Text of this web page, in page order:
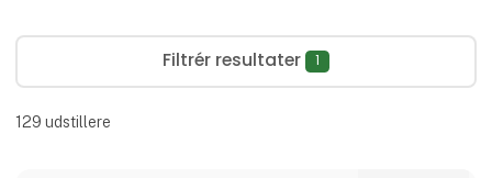
Filtrér resultater 1
129 udstillere